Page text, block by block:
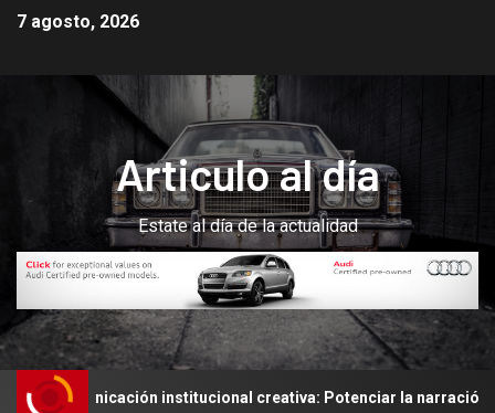
7 agosto, 2026
Articulo al día
Estate al día de la actualidad
institucional creativa: Potenciar la narración de